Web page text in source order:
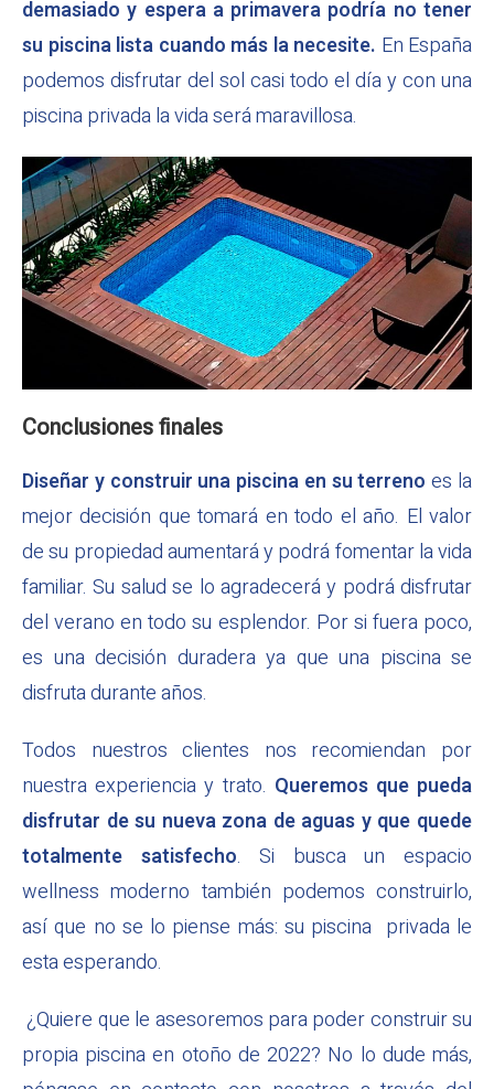
demasiado y espera a primavera podría no tener
su piscina lista cuando más la necesite. En España
podemos disfrutar del sol casi todo el día y con una
piscina privada la vida será maravillosa.
Conclusiones finales
Diseñar y construir una piscina en su terreno es la
mejor decisión que tomará en todo el año. El valor
de su propiedad aumentará y podrá fomentar la vida
familiar. Su salud se lo agradecerá y podrá disfrutar
del verano en todo su esplendor. Por si fuera poco,
es una decisión duradera ya que una piscina se
disfruta durante años.
Todos nuestros clientes nos recomiendan por
nuestra experiencia y trato. Queremos que pueda
disfrutar de su nueva zona de aguas y que quede
totalmente satisfecho. Si busca un espacio
wellness moderno también podemos construirlo,
así que no se lo piense más: su piscina privada le
esta esperando.
¿Quiere que le asesoremos para poder construir su
propia piscina en otoño de 2022? No lo dude más,